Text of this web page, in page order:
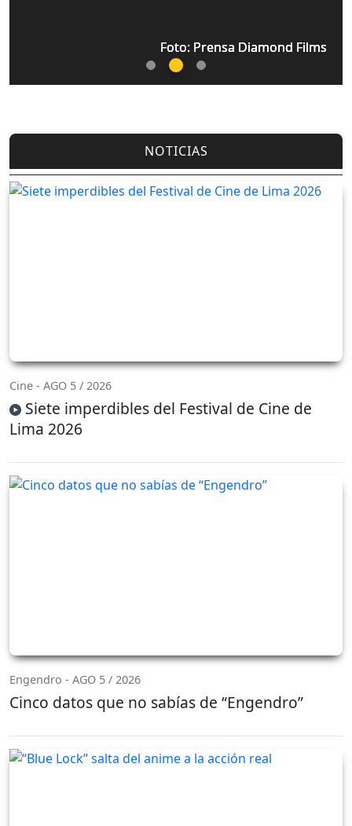
Foto: Prensa Diamond Films
Foto: Prensa Diamond Films
Foto: Prensa Diamond Films
NOTICIAS
Cine - AGO 5 / 2026
Siete imperdibles del Festival de Cine de
Lima 2026
Engendro - AGO 5 / 2026
Cinco datos que no sabías de “Engendro”